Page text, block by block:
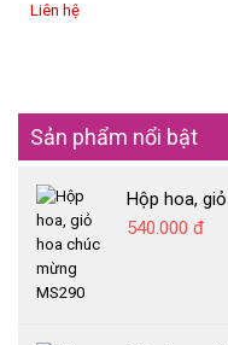
Liên hệ
Sản phẩm nổi bật
Hộp hoa,
540.000 đ